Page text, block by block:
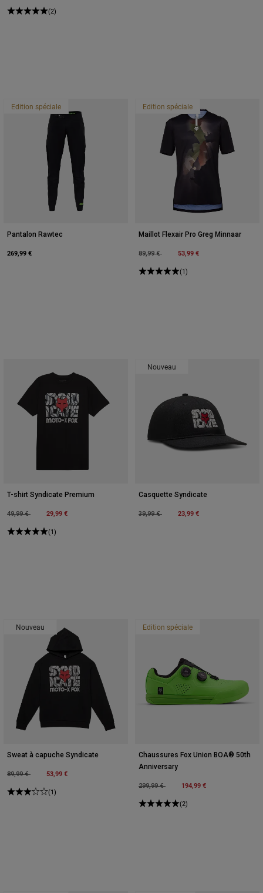
(2)
Edition spéciale
Pantalon Rawtec
269,99 €
Edition spéciale
Maillot Flexair Pro Greg Minnaar
Price reduced from
89,99 €to 53,99 €
(1)
T-shirt Syndicate Premium
Price reduced from
49,99 €to 29,99 €
(1)
Nouveau
Casquette Syndicate
Price reduced from
39,99 €to 23,99 €
Nouveau
Sweat à capuche Syndicate
Price reduced from
89,99 €to 53,99 €
(1)
Edition spéciale
Chaussures Fox Union BOA® 50th
Anniversary
Price reduced from
299,99 €to 194,99 €
(2)